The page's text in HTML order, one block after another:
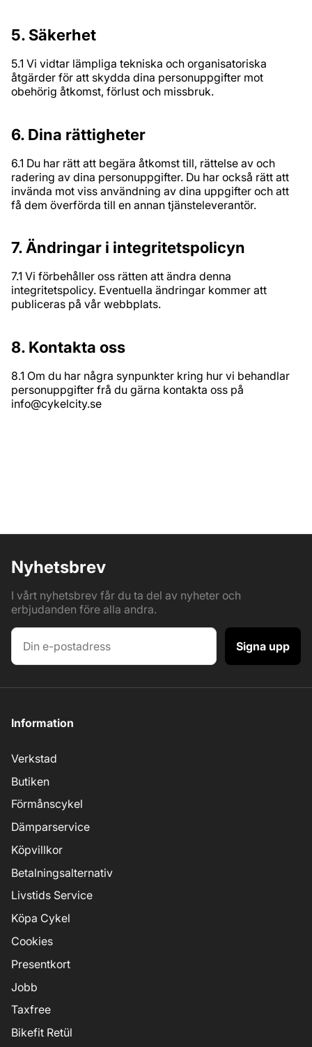
5. Säkerhet
5.1 Vi vidtar lämpliga tekniska och organisatoriska
åtgärder för att skydda dina personuppgifter mot
obehörig åtkomst, förlust och missbruk.
6. Dina rättigheter
6.1 Du har rätt att begära åtkomst till, rättelse av och
radering av dina personuppgifter. Du har också rätt att
invända mot viss användning av dina uppgifter och att
få dem överförda till en annan tjänsteleverantör.
7. Ändringar i integritetspolicyn
7.1 Vi förbehåller oss rätten att ändra denna
integritetspolicy. Eventuella ändringar kommer att
publiceras på vår webbplats.
8. Kontakta oss
8.1 Om du har några synpunkter kring hur vi behandlar
personuppgifter frå du gärna kontakta oss på
info@cykelcity.se
Nyhetsbrev
I vårt nyhetsbrev får du ta del av nyheter och
erbjudanden före alla andra.
Signa upp
Information
Verkstad
Butiken
Förmånscykel
Dämparservice
Köpvillkor
Betalningsalternativ
Livstids Service
Köpa Cykel
Cookies
Presentkort
Jobb
Taxfree
Bikefit Retül